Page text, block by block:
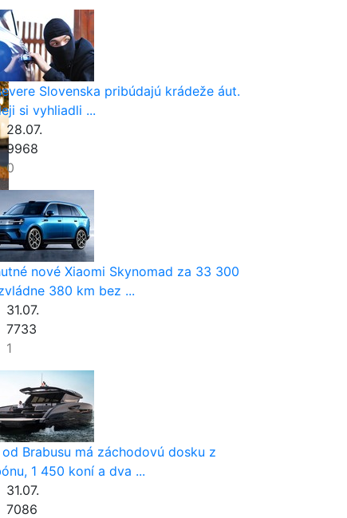
Slovenska pribúdajú krádeže áut.
si vyhliadli ...
28.07.
9968
0
nové Xiaomi Skynomad za 33 300
380 km bez ...
31.07.
7733
1
Brabusu má záchodovú dosku z
1 450 koní a dva ...
31.07.
7086